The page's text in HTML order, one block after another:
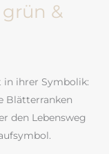
grün &
in ihrer Symbolik:
Blätterranken
den Lebensweg